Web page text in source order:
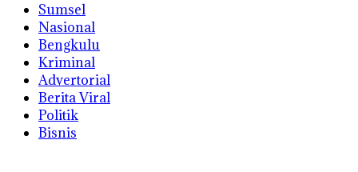
Sumsel
Nasional
Bengkulu
Kriminal
Advertorial
Berita Viral
Politik
Bisnis